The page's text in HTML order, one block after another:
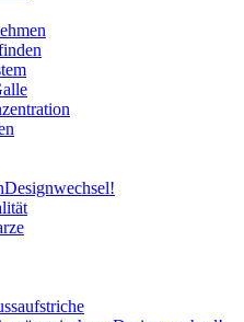
Designwechsel!